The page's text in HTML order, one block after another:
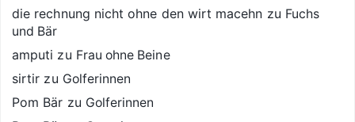
die rechnung nicht ohne den wirt macehn zu Fuchs
und Bär
amputi zu Frau ohne Beine
sirtir zu Golferinnen
Pom Bär zu Golferinnen